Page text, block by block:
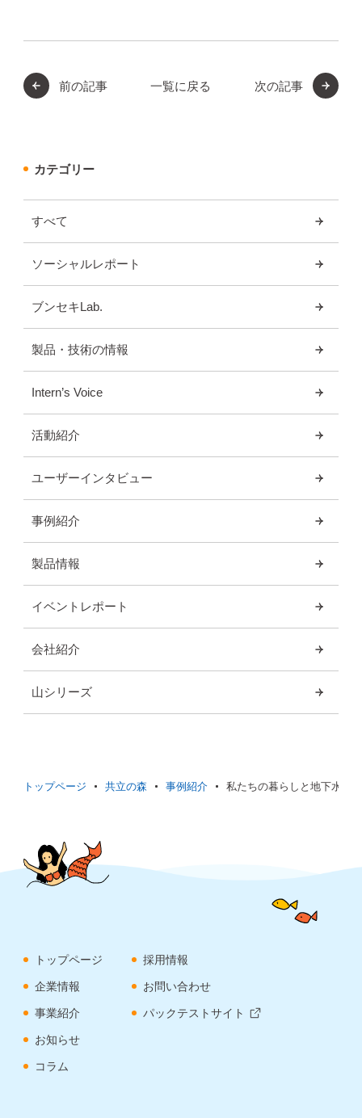
前の記事 一覧に戻る 次の記事
カテゴリー
すべて
ソーシャルレポート
ブンセキLab.
製品・技術の情報
Intern’s Voice
活動紹介
ユーザーインタビュー
事例紹介
製品情報
イベントレポート
会社紹介
山シリーズ
トップページ 共立の森 事例紹介 私たちの暮らしと地下水②
トップページ
企業情報
事業紹介
お知らせ
コラム
採用情報
お問い合わせ
パックテストサイト